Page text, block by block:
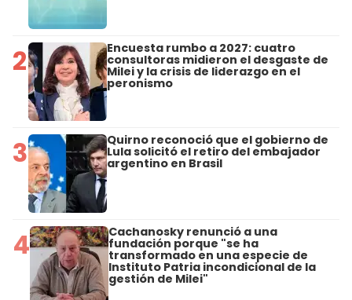
2 Encuesta rumbo a 2027: cuatro
consultoras midieron el desgaste de
Milei y la crisis de liderazgo en el
peronismo
3 Quirno reconoció que el gobierno de
Lula solicitó el retiro del embajador
argentino en Brasil
4 Cachanosky renunció a una
fundación porque "se ha
transformado en una especie de
Instituto Patria incondicional de la
gestión de Milei"